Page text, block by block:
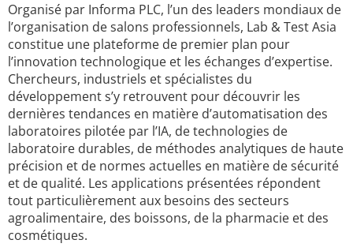
Organisé par Informa PLC, l’un des leaders mondiaux de
l’organisation de salons professionnels, Lab & Test Asia
constitue une plateforme de premier plan pour
l’innovation technologique et les échanges d’expertise.
Chercheurs, industriels et spécialistes du
développement s’y retrouvent pour découvrir les
dernières tendances en matière d’automatisation des
laboratoires pilotée par l’IA, de technologies de
laboratoire durables, de méthodes analytiques de haute
précision et de normes actuelles en matière de sécurité
et de qualité. Les applications présentées répondent
tout particulièrement aux besoins des secteurs
agroalimentaire, des boissons, de la pharmacie et des
cosmétiques.